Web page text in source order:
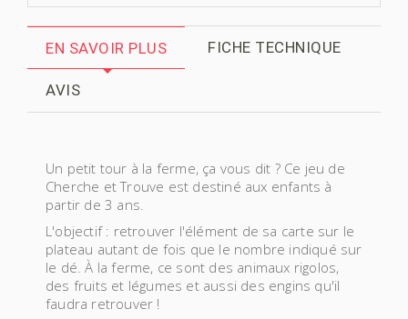
EN SAVOIR PLUS FICHE TECHNIQUE
AVIS
Un petit tour à la ferme, ça vous dit ? Ce jeu de
Cherche et Trouve est destiné aux enfants à
partir de 3 ans.
L'objectif : retrouver l'élément de sa carte sur le
plateau autant de fois que le nombre indiqué sur
le dé. À la ferme, ce sont des animaux rigolos,
des fruits et légumes et aussi des engins qu'il
faudra retrouver !